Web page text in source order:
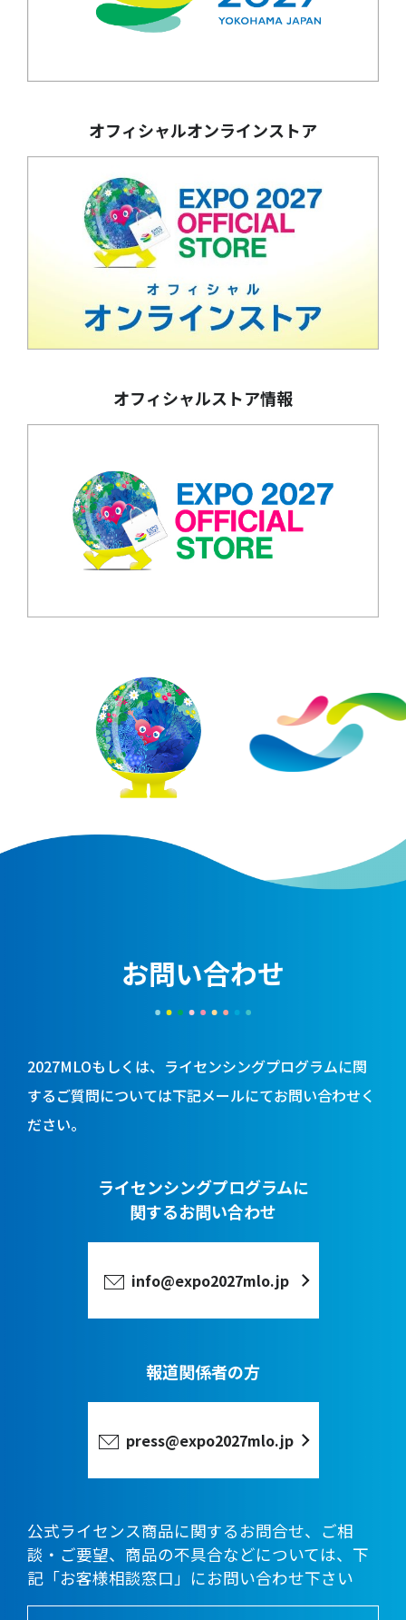
オフィシャルオンラインストア
オフィシャルストア情報
お問い合わせ
2027MLOもしくは、ライセンシングプログラムに関
するご質問については下記メールにてお問い合わせく
ださい。
ライセンシングプログラムに
関するお問い合わせ
info@expo2027mlo.jp
報道関係者の方
press@expo2027mlo.jp
公式ライセンス商品に関するお問合せ、ご相
談・ご要望、商品の不具合などについては、下
記「お客様相談窓口」にお問い合わせ下さい